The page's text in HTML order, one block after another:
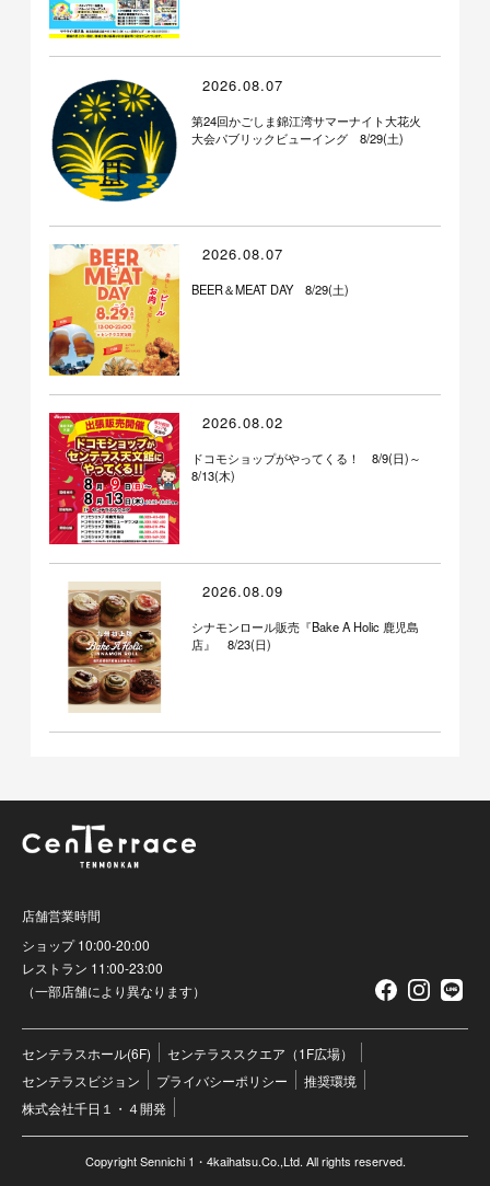
2026.08.07
第24回かごしま錦江湾サマーナイト大花火
大会パブリックビューイング 8/29(土)
2026.08.07
BEER＆MEAT DAY 8/29(土)
2026.08.02
ドコモショップがやってくる！ 8/9(日)～
8/13(木)
2026.08.09
シナモンロール販売『Bake A Holic 鹿児島
店』 8/23(日)
店舗営業時間
ショップ 10:00-20:00
レストラン 11:00-23:00
（一部店舗により異なります）
センテラスホール(6F)
センテラススクエア（1F広場）
センテラスビジョン
プライバシーポリシー
推奨環境
株式会社千日１・４開発
Copyright Sennichi 1・4kaihatsu.Co.,Ltd. All rights reserved.